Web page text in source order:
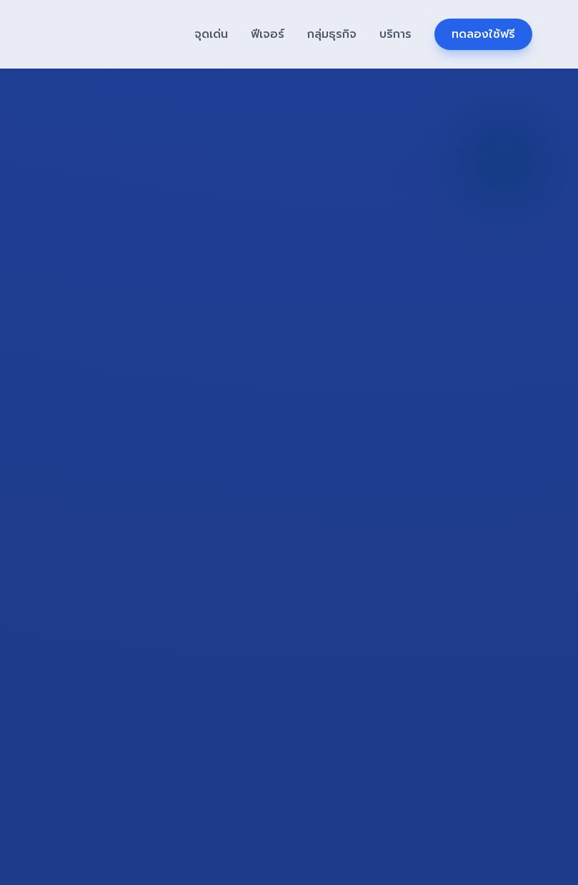
จุดเด่น ฟีเจอร์ กลุ่มธุรกิจ บริการ ทดลองใช้ฟรี